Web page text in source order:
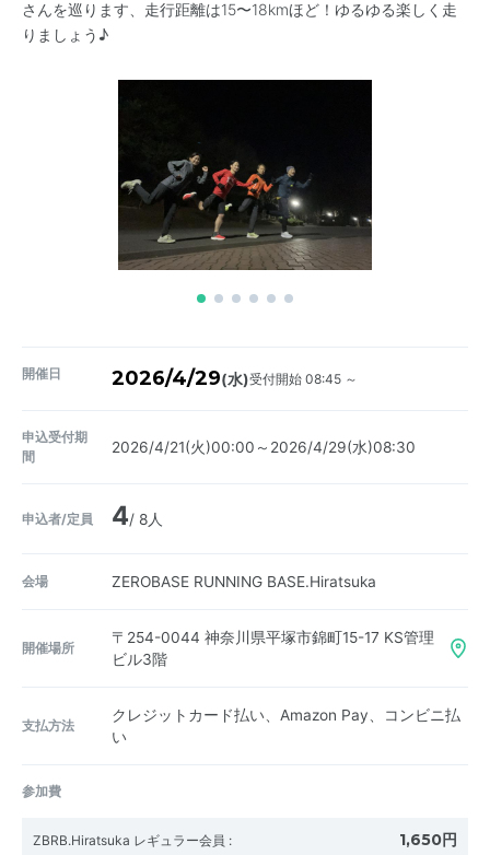
さんを巡ります、走行距離は15〜18kmほど！ゆるゆる楽しく走
りましょう♪
開催日 2026/4/29(水)受付開始 08:45 ～
申込受付期
間
2026/4/21(火)00:00～2026/4/29(水)08:30
申込者/定員 4/ 8人
会場 ZEROBASE RUNNING BASE.Hiratsuka
開催場所
〒254-0044 神奈川県平塚市錦町15-17 KS管理
ビル3階
支払方法
クレジットカード払い、Amazon Pay、コンビニ払
い
参加費
ZBRB.Hiratsuka レギュラー会員 : 1,650円